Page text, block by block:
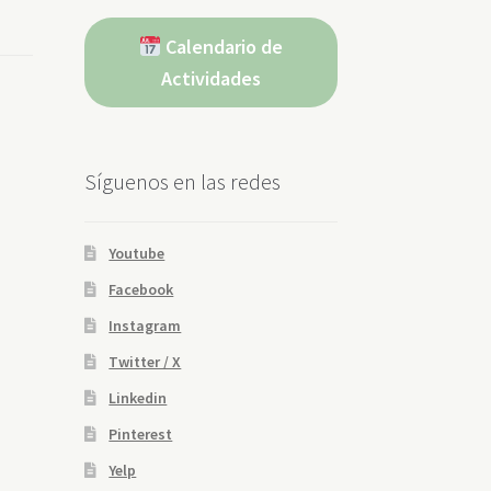
Calendario de
Actividades
Síguenos en las redes
Youtube
Facebook
Instagram
Twitter / X
Linkedin
Pinterest
Yelp